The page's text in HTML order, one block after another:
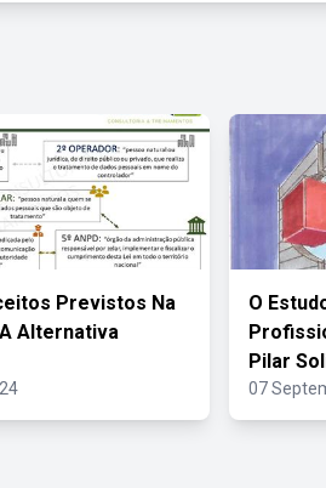
Previstos Na
Alternativa
O
Pilar
07